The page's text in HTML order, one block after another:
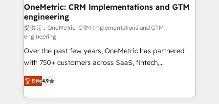
growth. Our multidisciplinary team designs solutions
that simplify complexity, boost performance, and
turn innovation into real impact. 🌍 Highlights •
HubSpot Partner since 2012 • 2022 EMEA Impact
Award: Best Integration • 150+ successful HubSpot
projects • Clients in 30+ industries • Proprietary
technology for integrations • Multilingual team:
English, Spanish, Portuguese & Italian 👉 Grow
smarter with AI and HubSpot.
OneMetric: CRM Implementations and GTM
engineering
提供元：OneMetric: CRM Implementations and GTM
engineering
Over the past few years, OneMetric has partnered
with 750+ customers across SaaS, fintech,
healthcare, real estate, and other industries. With
150+ HubSpot-certified experts, we deliver scalable
solutions to complex GTM and RevOps challenges.
Elite4.9